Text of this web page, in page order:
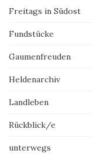
Freitags in Südost
Fundstücke
Gaumenfreuden
Heldenarchiv
Landleben
Rückblick/e
unterwegs